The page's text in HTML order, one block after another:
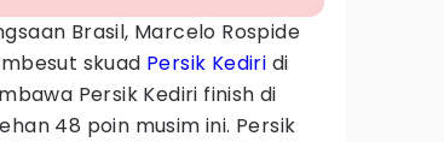
Brasil, Marcelo Rospide
skuad Persik Kediri di
Persik Kediri finish di
48 poin musim ini. Persik